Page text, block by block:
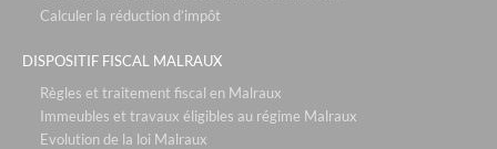
Calculer la réduction d’impôt
DISPOSITIF FISCAL MALRAUX
Règles et traitement fiscal en Malraux
Immeubles et travaux éligibles au régime Malraux
Evolution de la loi Malraux